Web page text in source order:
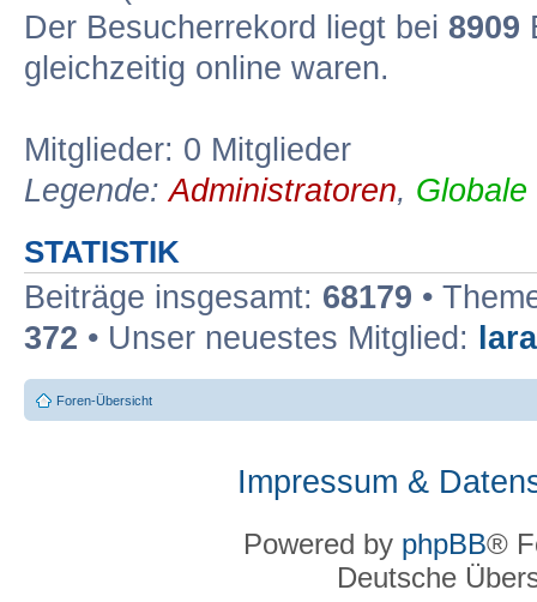
Der Besucherrekord liegt bei 8909
gleichzeitig online waren.
Mitglieder: 0 Mitglieder
Legende:Administratoren,
STATISTIK
Beiträge insgesamt: 68179 •
372 • Unser neuestes Mitglied:
Foren-Übersicht
Impressum &
Powered by phpBB®
Deutsche